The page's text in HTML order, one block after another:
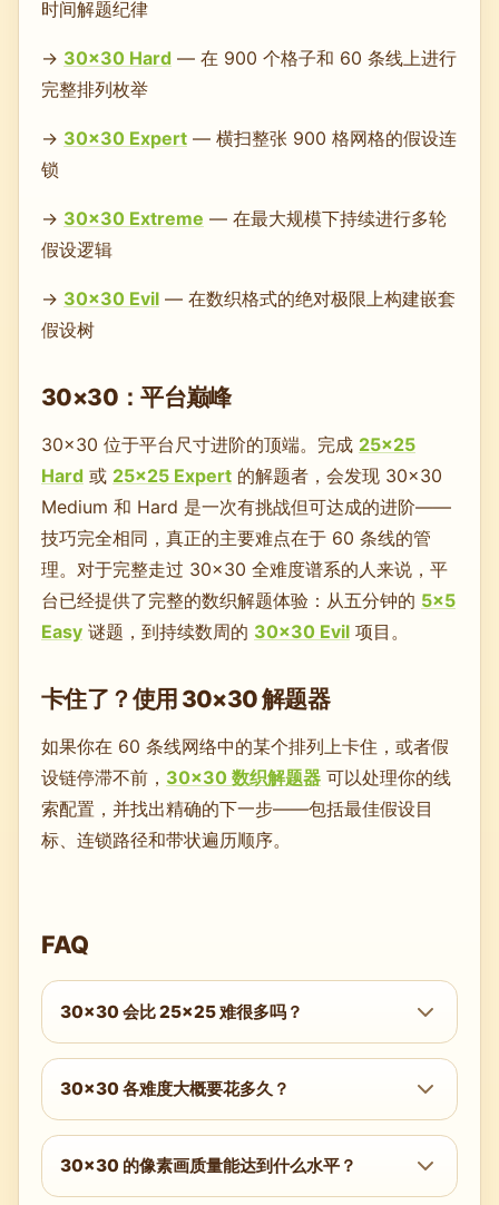
时间解题纪律
→ 30×30 Hard — 在 900 个格子和 60 条线上进行
完整排列枚举
→ 30×30 Expert — 横扫整张 900 格网格的假设连
锁
→ 30×30 Extreme — 在最大规模下持续进行多轮
假设逻辑
→ 30×30 Evil — 在数织格式的绝对极限上构建嵌套
假设树
30×30：平台巅峰
30×30 位于平台尺寸进阶的顶端。完成 25×25
Hard 或 25×25 Expert 的解题者，会发现 30×30
Medium 和 Hard 是一次有挑战但可达成的进阶——
技巧完全相同，真正的主要难点在于 60 条线的管
理。对于完整走过 30×30 全难度谱系的人来说，平
台已经提供了完整的数织解题体验：从五分钟的 5×5
Easy 谜题，到持续数周的 30×30 Evil 项目。
卡住了？使用 30×30 解题器
如果你在 60 条线网络中的某个排列上卡住，或者假
设链停滞不前， 30×30 数织解题器 可以处理你的线
索配置，并找出精确的下一步——包括最佳假设目
标、连锁路径和带状遍历顺序。
FAQ
30×30 会比 25×25 难很多吗？
会——而且在每个难度层级都是如此。额外的
275 个格子、10 条线，以及 30 格线段运算，
共同构成了一个比 25×25 明显更难的解题环
同级别的 25×25 多花 60% 到 100% 的时间。
30×30 各难度大概要花多久？
Easy：35 到 70 分钟。Medium：70 到 130 分
钟。Hard：2 到 3 小时。Expert：3 到 5 小
时。Extreme：5 到 9 小时。Evil：8 到 15 小
30×30 的像素画质量能达到什么水平？